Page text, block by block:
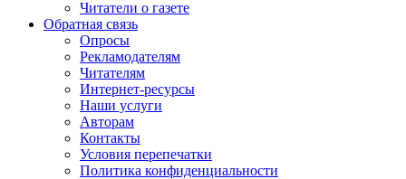
Читатели о газете
Обратная связь
Опросы
Рекламодателям
Читателям
Интернет-ресурсы
Наши услуги
Авторам
Контакты
Условия перепечатки
Политика конфиденциальности